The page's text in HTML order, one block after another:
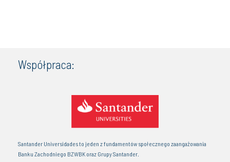
Współpraca:
Santander Universidades to jeden z fundamentów społecznego zaangażowania
Banku Zachodniego BZWBK oraz Grupy Santander.